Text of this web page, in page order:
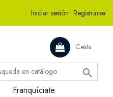
Iniciar sesión · Registrarse
Cesta

Franquíciate